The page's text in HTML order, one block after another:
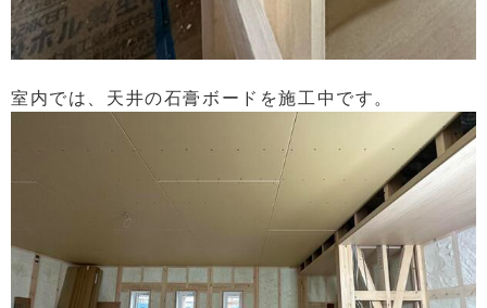
室内では、天井の石膏ボードを施工中です。